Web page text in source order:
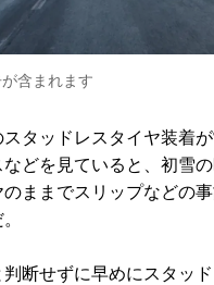
含まれます
タッドレスタイヤ装着
どを見ていると、初雪
ままでスリップなどの
判断せずに早めにスタッ